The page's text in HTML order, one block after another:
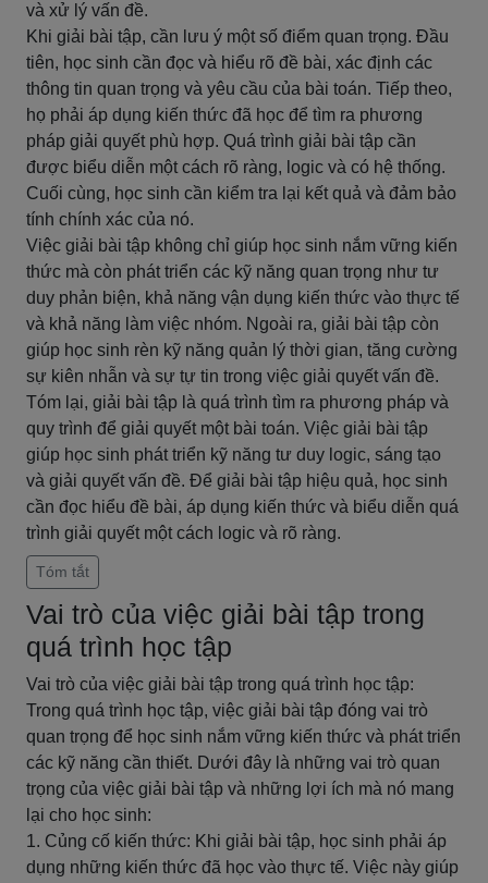
và xử lý vấn đề.
Khi giải bài tập, cần lưu ý một số điểm quan trọng. Đầu
tiên, học sinh cần đọc và hiểu rõ đề bài, xác định các
thông tin quan trọng và yêu cầu của bài toán. Tiếp theo,
họ phải áp dụng kiến thức đã học để tìm ra phương
pháp giải quyết phù hợp. Quá trình giải bài tập cần
được biểu diễn một cách rõ ràng, logic và có hệ thống.
Cuối cùng, học sinh cần kiểm tra lại kết quả và đảm bảo
tính chính xác của nó.
Việc giải bài tập không chỉ giúp học sinh nắm vững kiến
thức mà còn phát triển các kỹ năng quan trọng như tư
duy phản biện, khả năng vận dụng kiến thức vào thực tế
và khả năng làm việc nhóm. Ngoài ra, giải bài tập còn
giúp học sinh rèn kỹ năng quản lý thời gian, tăng cường
sự kiên nhẫn và sự tự tin trong việc giải quyết vấn đề.
Tóm lại, giải bài tập là quá trình tìm ra phương pháp và
quy trình để giải quyết một bài toán. Việc giải bài tập
giúp học sinh phát triển kỹ năng tư duy logic, sáng tạo
và giải quyết vấn đề. Để giải bài tập hiệu quả, học sinh
cần đọc hiểu đề bài, áp dụng kiến thức và biểu diễn quá
trình giải quyết một cách logic và rõ ràng.
Tóm tắt
Vai trò của việc giải bài tập trong
quá trình học tập
Vai trò của việc giải bài tập trong quá trình học tập:
Trong quá trình học tập, việc giải bài tập đóng vai trò
quan trọng để học sinh nắm vững kiến thức và phát triển
các kỹ năng cần thiết. Dưới đây là những vai trò quan
trọng của việc giải bài tập và những lợi ích mà nó mang
lại cho học sinh:
1. Củng cố kiến thức: Khi giải bài tập, học sinh phải áp
dụng những kiến thức đã học vào thực tế. Việc này giúp